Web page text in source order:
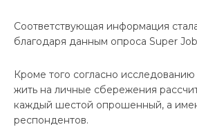
Соответствующая информация
благодаря данным опроса Super
Кроме того согласно исследованию
жить на личные сбережения
каждый шестой опрошенный, а
респондентов.